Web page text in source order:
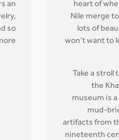
heart of
Nile merge
lots of
won’t want to
Take a
the
museum is
mud-
artifacts from
nineteenth
an
so